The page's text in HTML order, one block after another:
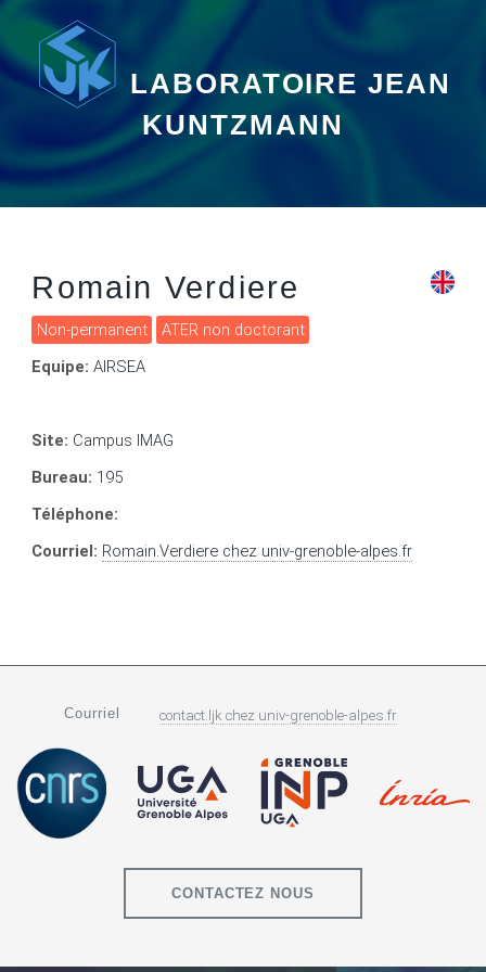
LABORATOIRE JEAN
KUNTZMANN
Romain Verdiere
Non-permanent
ATER non doctorant
Equipe:AIRSEA
Site: Campus IMAG
Bureau: 195
Téléphone:
Courriel: Romain.Verdiere chez univ-grenoble-alpes.fr
Courriel contact.ljk chez univ-grenoble-alpes.fr
CONTACTEZ NOUS